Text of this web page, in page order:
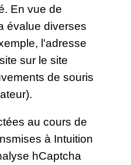
En vue de
évalue diverses
l'adresse
sur le site
de souris
au cours de
à Intuition
hCaptcha